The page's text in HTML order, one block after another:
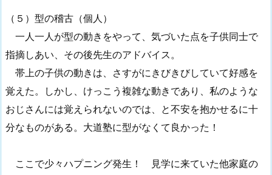
（５）型の稽古（個人）
一人一人が型の動きをやって、気づいた点を子供同士で
指摘しあい、その後先生のアドバイス。
帯上の子供の動きは、さすがにきびきびしていて好感を
覚えた。しかし、けっこう複雑な動きであり、私のような
おじさんには覚えられないのでは、と不安を抱かせるに十
分なものがある。大道塾に型がなくて良かった！
ここで少々ハプニング発生！ 見学に来ていた他家庭の